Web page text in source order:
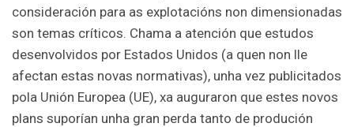
consideración para as explotacións non dimensionadas
son temas críticos. Chama a atención que estudos
desenvolvidos por Estados Unidos (a quen non lle
afectan estas novas normativas), unha vez publicitados
pola Unión Europea (UE), xa auguraron que estes novos
plans suporían unha gran perda tanto de produción